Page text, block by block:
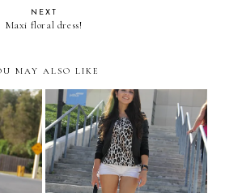
NEXT
Maxi floral dress!
MAY ALSO LIKE
Taylor Swift Concert!